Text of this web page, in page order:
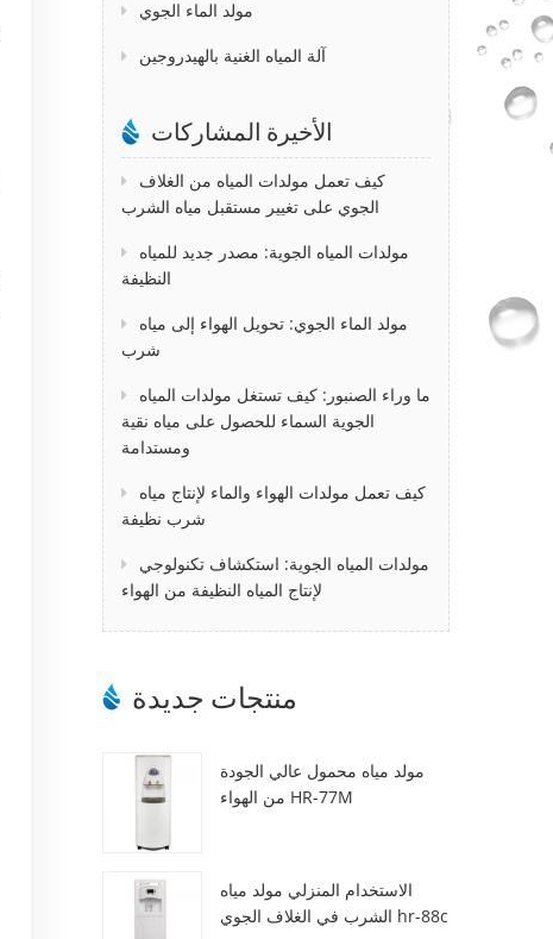
مولد الماء الجوي
آلة المياه الغنية بالهيدروجين
الأخيرة المشاركات
كيف تعمل مولدات المياه من الغلاف
الجوي على تغيير مستقبل مياه الشرب
مولدات المياه الجوية: مصدر جديد للمياه
النظيفة
مولد الماء الجوي: تحويل الهواء إلى مياه
شرب
ما وراء الصنبور: كيف تستغل مولدات المياه
الجوية السماء للحصول على مياه نقية
ومستدامة
كيف تعمل مولدات الهواء والماء لإنتاج مياه
شرب نظيفة
مولدات المياه الجوية: استكشاف تكنولوجي
لإنتاج المياه النظيفة من الهواء
منتجات جديدة
مولد مياه محمول عالي الجودة
من الهواء HR-77M
الاستخدام المنزلي مولد مياه
الشرب في الغلاف الجوي hr-88c